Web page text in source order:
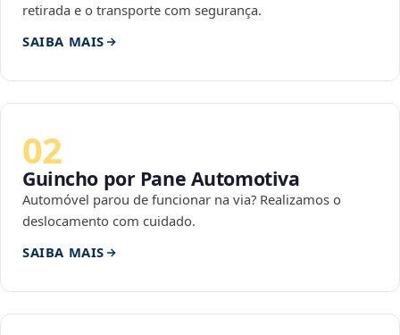
retirada e o transporte com segurança.
SAIBA MAIS
02
Guincho por Pane Automotiva
Automóvel parou de funcionar na via? Realizamos o
deslocamento com cuidado.
SAIBA MAIS